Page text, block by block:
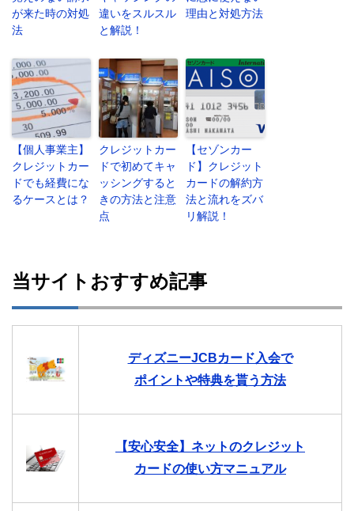
が来た時の対処
法
違いをスルスル
と解説！
理由と対処方法
【個人事業主】
クレジットカー
ドでも経費にな
るケースとは？
クレジットカー
ドで初めてキャ
ッシングすると
きの方法と注意
点
【セゾンカー
ド】クレジット
カードの解約方
法と流れをズバ
リ解説！
当サイトおすすめ記事
ディズニーJCBカード入会で
ポイントや特典を貰う方法
【安心安全】ネットのクレジット
カードの使い方マニュアル